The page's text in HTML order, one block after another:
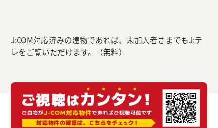
J:COM対応済みの建物であれば、未加入者さまでもJ:テ
レをご覧いただけます。（無料）